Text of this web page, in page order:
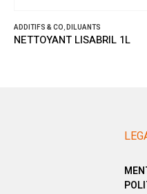
ADDITIFS & CO,DILUANTS
NETTOYANT LISABRIL 1L